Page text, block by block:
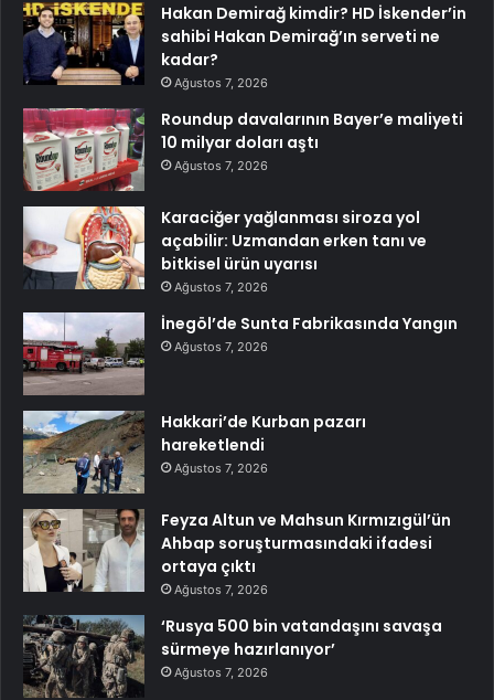
Hakan Demirağ kimdir? HD İskender’in
sahibi Hakan Demirağ’ın serveti ne
kadar?
Ağustos 7, 2026
Roundup davalarının Bayer’e maliyeti
10 milyar doları aştı
Ağustos 7, 2026
Karaciğer yağlanması siroza yol
açabilir: Uzmandan erken tanı ve
bitkisel ürün uyarısı
Ağustos 7, 2026
İnegöl’de Sunta Fabrikasında Yangın
Ağustos 7, 2026
Hakkari’de Kurban pazarı
hareketlendi
Ağustos 7, 2026
Feyza Altun ve Mahsun Kırmızıgül’ün
Ahbap soruşturmasındaki ifadesi
ortaya çıktı
Ağustos 7, 2026
‘Rusya 500 bin vatandaşını savaşa
sürmeye hazırlanıyor’
Ağustos 7, 2026